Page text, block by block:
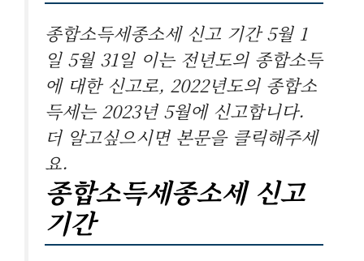
종합소득세종소세 신고 기간 5월 1
일 5월 31일 이는 전년도의 종합소득
에 대한 신고로, 2022년도의 종합소
득세는 2023년 5월에 신고합니다.
더 알고싶으시면 본문을 클릭해주세
요.
종합소득세종소세 신고
기간